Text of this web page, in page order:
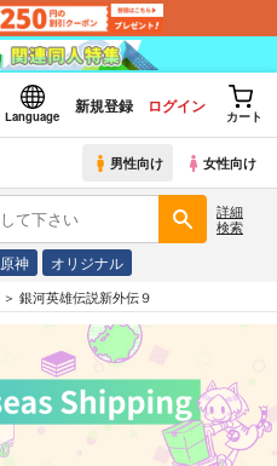
Language
新規登録 ログイン
カート
男性向け 女性向け
詳細
検索
原神 オリジナル
銀河英雄伝説新外伝９